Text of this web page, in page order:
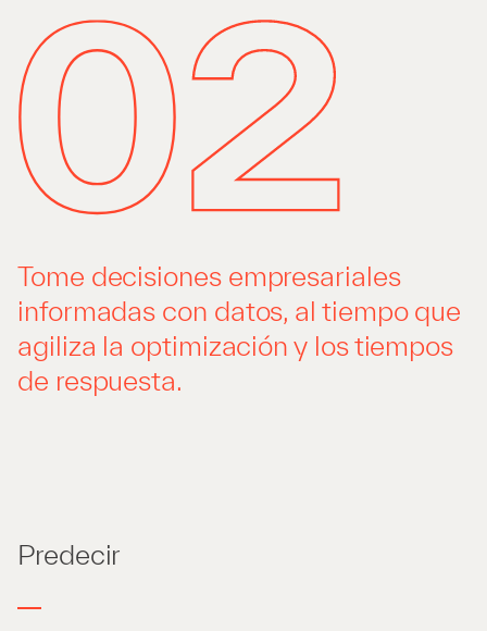
Tome decisiones empresariales
informadas con datos, al tiempo que
agiliza la optimización y los tiempos
de respuesta.
Predecir